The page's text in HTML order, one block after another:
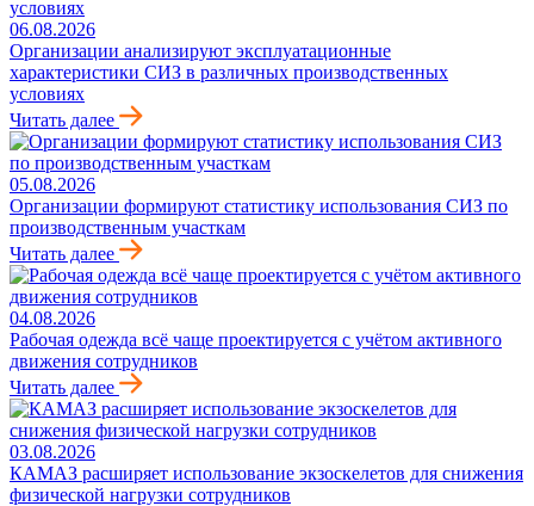
06.08.2026
Организации анализируют эксплуатационные
характеристики СИЗ в различных производственных
условиях
Читать далее
05.08.2026
Организации формируют статистику использования СИЗ по
производственным участкам
Читать далее
04.08.2026
Рабочая одежда всё чаще проектируется с учётом активного
движения сотрудников
Читать далее
03.08.2026
КАМАЗ расширяет использование экзоскелетов для снижения
физической нагрузки сотрудников